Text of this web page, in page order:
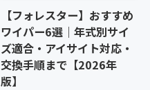
【フォレスター】おすすめ
ワイパー6選｜年式別サイ
ズ適合・アイサイト対応・
交換手順まで【2026年
版】